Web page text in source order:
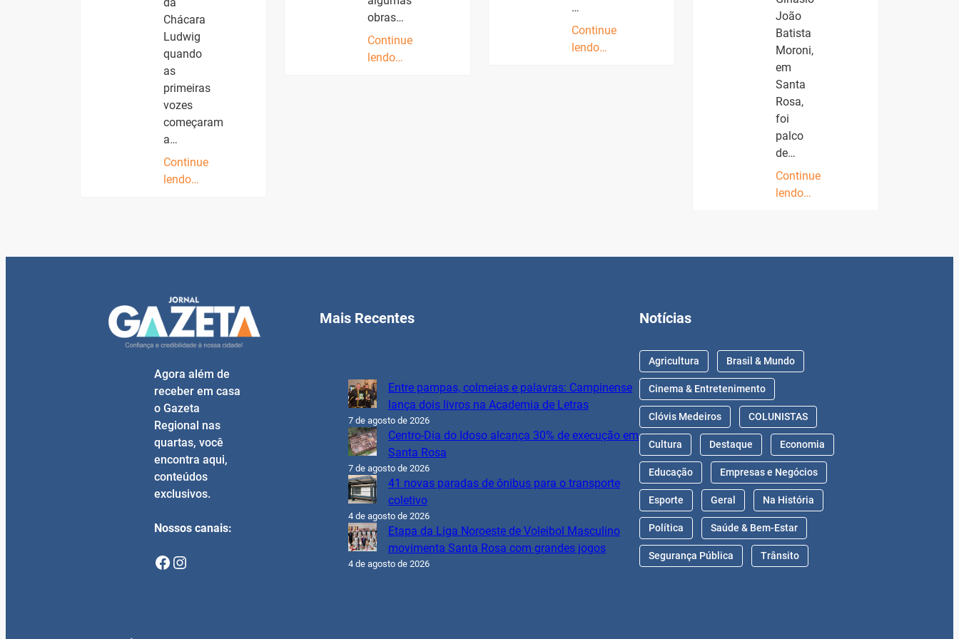
da
Chácara
Ludwig
quando
as
primeiras
vozes
começaram
a…
Continue
lendo…
obras…
Continue
lendo…
…
Continue
lendo…
João
Batista
Moroni,
em
Santa
Rosa,
foi
palco
de…
Continue
lendo…
Agora além de
receber em casa
o Gazeta
Regional nas
quartas, você
encontra aqui,
conteúdos
exclusivos.
Nossos canais:
Facebook Instagram
Mais Recentes
Entre pampas, colmeias e palavras: Campinense
lança dois livros na Academia de Letras
7 de agosto de 2026
Centro-Dia do Idoso alcança 30% de execução em
Santa Rosa
7 de agosto de 2026
41 novas paradas de ônibus para o transporte
coletivo
4 de agosto de 2026
Etapa da Liga Noroeste de Voleibol Masculino
movimenta Santa Rosa com grandes jogos
4 de agosto de 2026
Notícias
Agricultura Brasil & Mundo
Cinema & Entretenimento
Clóvis Medeiros COLUNISTAS
Cultura Destaque Economia
Educação Empresas e Negócios
Esporte Geral Na História
Política Saúde & Bem-Estar
Segurança Pública Trânsito